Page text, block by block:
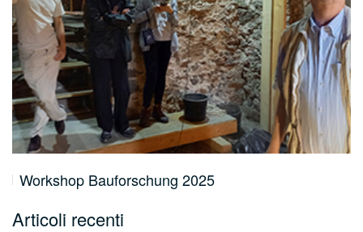
Workshop Bauforschung 2025
Articoli recenti